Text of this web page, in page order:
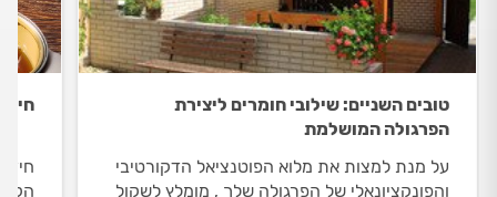
טובים השניים: שילובי חומרים ליצירת
הפרגולה המושלמת
על מנת למצות את מלוא הפוטנציאל הדקורטיבי
והפונקציונאלי של הפרגולה שלך , מומלץ לשקול